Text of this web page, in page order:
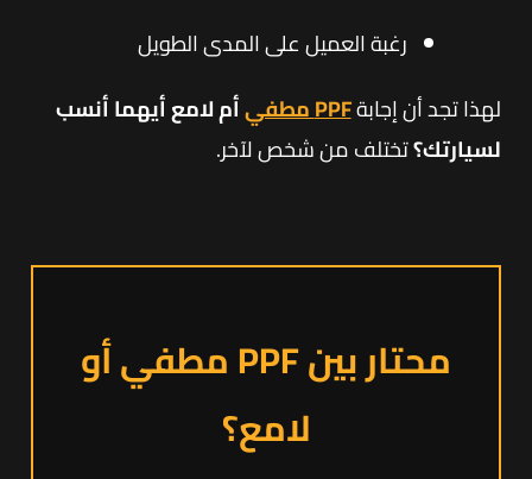
رغبة العميل على المدى الطويل
لهذا تجد أن إجابةPPF مطفي
أم لامع أيهما أنسب
لسيارتك؟تختلف من شخص لآخر.
محتار بين PPF مطفي أو
لامع؟